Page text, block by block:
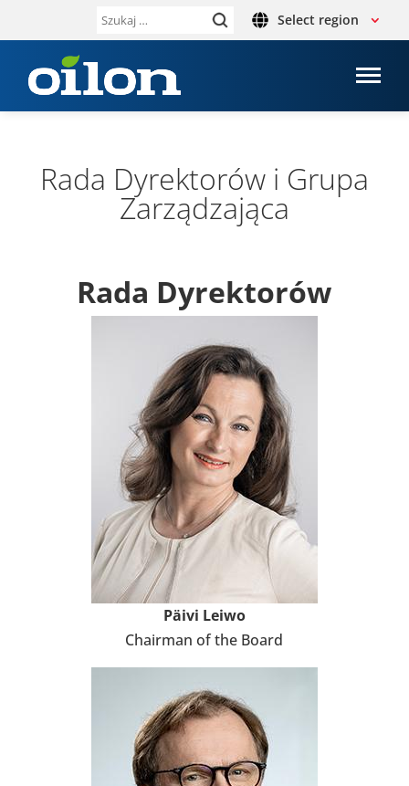
Szukaj: Select region
Rada Dyrek­to­rów i Grupa
Zarzą­dza­jąca
Rada Dyrek­to­rów
Päivi Leiwo
Cha­ir­man of the Board